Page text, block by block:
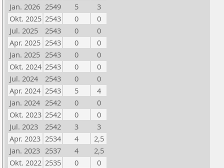
Jan. 2026 2549 5
3
Okt. 2025 2543 0
0
Jul. 2025
2543 0
0
Apr. 2025 2543 0
0
Jan. 2025 2543 0
0
Okt. 2024 2543 0
0
Jul. 2024
2543 0
0
Apr. 2024 2543 5
4
Jan. 2024 2542 0
0
Okt. 2023 2542 0
0
Jul. 2023
2542 3
3
Apr. 2023 2534 4
2,5
Jan. 2023 2537 4
2,5
Okt. 2022 2535 0
0